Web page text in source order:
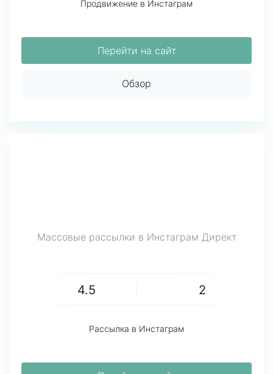
Продвижение в Инстаграм
Перейти на сайт
Обзор
Массовые рассылки в Инстаграм Директ
4.5 2
Рассылка в Инстаграм